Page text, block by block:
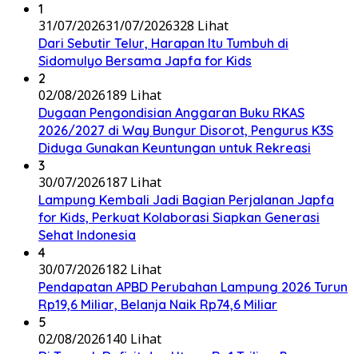
1
31/07/202631/07/2026328 Lihat
Dari Sebutir Telur, Harapan Itu Tumbuh di
Sidomulyo Bersama Japfa for Kids
2
02/08/2026189 Lihat
Dugaan Pengondisian Anggaran Buku RKAS
2026/2027 di Way Bungur Disorot, Pengurus K3S
Diduga Gunakan Keuntungan untuk Rekreasi
3
30/07/2026187 Lihat
Lampung Kembali Jadi Bagian Perjalanan Japfa
for Kids, Perkuat Kolaborasi Siapkan Generasi
Sehat Indonesia
4
30/07/2026182 Lihat
Pendapatan APBD Perubahan Lampung 2026 Turun
Rp19,6 Miliar, Belanja Naik Rp74,6 Miliar
5
02/08/2026140 Lihat